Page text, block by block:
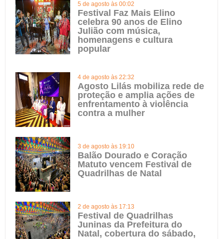
5 de agosto às 00:02
Festival Faz Mais Elino
celebra 90 anos de Elino
Julião com música,
homenagens e cultura
popular
4 de agosto às 22:32
Agosto Lilás mobiliza rede de
proteção e amplia ações de
enfrentamento à violência
contra a mulher
3 de agosto às 19:10
Balão Dourado e Coração
Matuto vencem Festival de
Quadrilhas de Natal
2 de agosto às 17:13
Festival de Quadrilhas
Juninas da Prefeitura do
Natal, cobertura do sábado,